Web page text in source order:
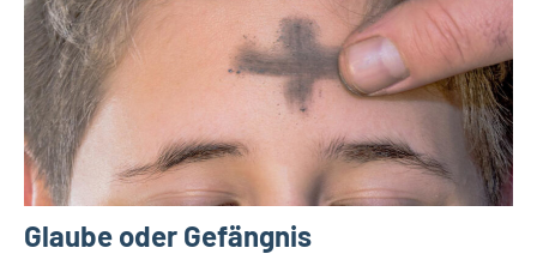
Glaube oder Gefängnis